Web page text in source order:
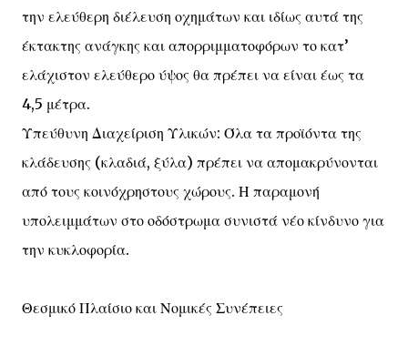
την ελεύθερη διέλευση οχημάτων και ιδίως αυτά της
έκτακτης ανάγκης και απορριμματοφόρων το κατ’
ελάχιστον ελεύθερο ύψος θα πρέπει να είναι έως τα
4,5 μέτρα.
Υπεύθυνη Διαχείριση Υλικών: Όλα τα προϊόντα της
κλάδευσης (κλαδιά, ξύλα) πρέπει να απομακρύνονται
από τους κοινόχρηστους χώρους. Η παραμονή
υπολειμμάτων στο οδόστρωμα συνιστά νέο κίνδυνο για
την κυκλοφορία.
Θεσμικό Πλαίσιο και Νομικές Συνέπειες